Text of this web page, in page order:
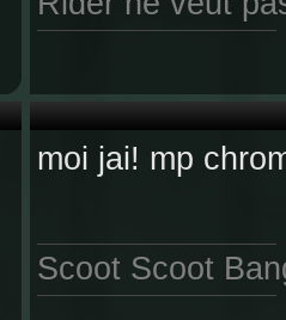
moi jai! mp
Scoot Scoot